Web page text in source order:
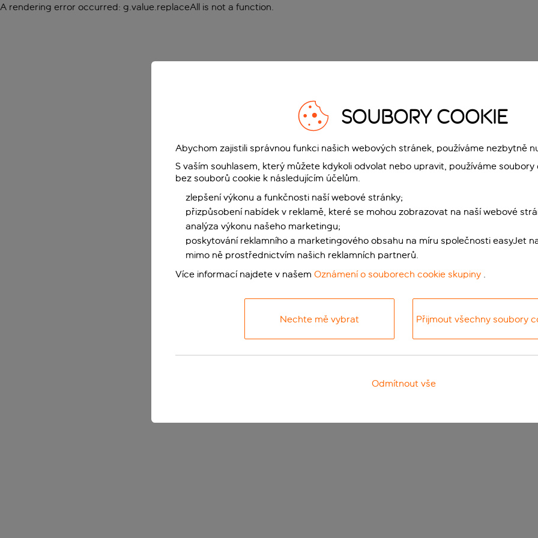
A rendering error occurred: g.value.replaceAll is not a function.
SOUBORY COOKIE
Abychom zajistili správnou funkci našich webových stránek, používáme nezbytně
S vaším souhlasem, který můžete kdykoli odvolat nebo upravit, používáme
bez souborů cookie k následujícím účelům.
zlepšení výkonu a funkčnosti naší webové stránky;
přizpůsobení nabídek v reklamě, které se mohou zobrazovat na naší webové
analýza výkonu našeho marketingu;
poskytování reklamního a marketingového obsahu na míru společnosti easyJet
mimo ně prostřednictvím našich reklamních partnerů.
Více informací najdete v našem Oznámení o souborech cookie skupiny .
Nechte mě vybrat Přijmout všechny soubory
Odmítnout vše